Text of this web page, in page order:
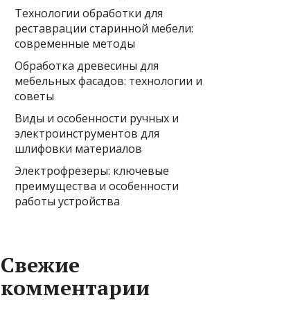
Технологии обработки для
реставрации старинной мебели:
современные методы
Обработка древесины для
мебельных фасадов: технологии и
советы
Виды и особенности ручных и
электроинструментов для
шлифовки материалов
Электрофрезеры: ключевые
преимущества и особенности
работы устройства
Свежие
комментарии